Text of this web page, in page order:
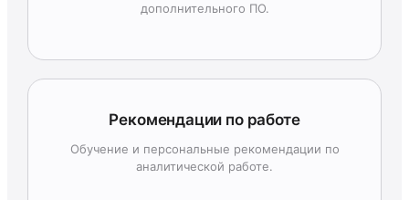
дополнительного ПО.
Рекомендации по работе
Обучение и персональные рекомендации по
аналитической работе.